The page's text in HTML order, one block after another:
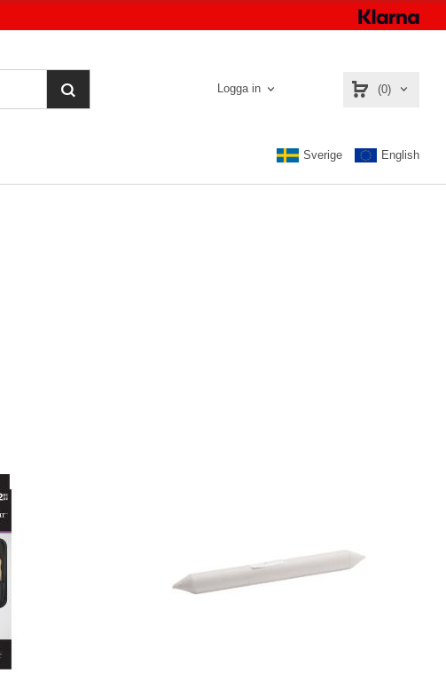
Logga in (0)
Sverige English